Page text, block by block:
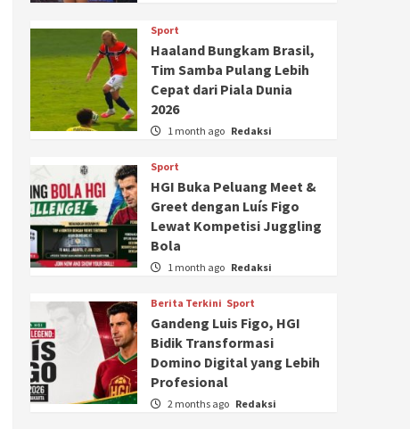
Sport
Haaland Bungkam Brasil,
Tim Samba Pulang Lebih
Cepat dari Piala Dunia
2026
1 month ago Redaksi
Sport
HGI Buka Peluang Meet &
Greet dengan Luís Figo
Lewat Kompetisi Juggling
Bola
1 month ago Redaksi
Berita Terkini Sport
Gandeng Luis Figo, HGI
Bidik Transformasi
Domino Digital yang Lebih
Profesional
2 months ago Redaksi